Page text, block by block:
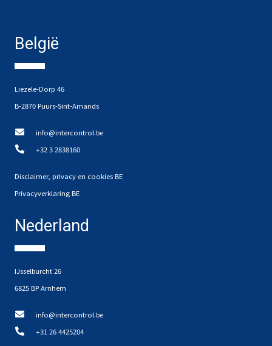
België
Liezele-Dorp 46
B-2870 Puurs-Sint-Amands
info@intercontrol.be
+32 3 2838160
Disclaimer, privacy en cookies BE
Privacyverklaring BE
Nederland
IJsselburcht 26
6825 BP Arnhem
info@intercontrol.be
+31 26 4425204